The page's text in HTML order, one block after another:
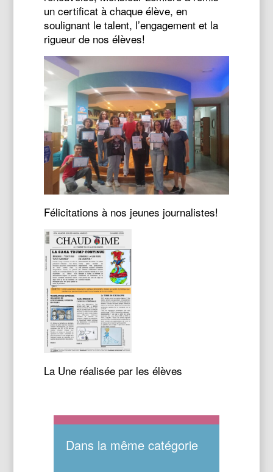
un certificat à chaque élève, en
soulignant le talent, l’engagement et la
rigueur de nos élèves!
Félicitations à nos jeunes journalistes!
La Une réalisée par les élèves
Dans la même catégorie